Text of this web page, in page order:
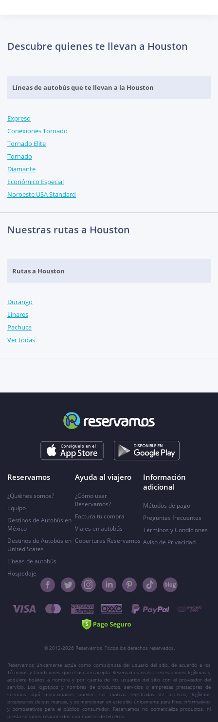
Descubre quienes te llevan a Houston
Líneas de autobús que te llevan a la Houston
Expreso
Conexiones Tornado
Tornado Elite
Tornado
Diamante
Económico Especial
Noroeste USA Standard
Nuestras rutas a Houston
Rutas a Houston
Durango
Linares
Pachuca
Ver todas
Reservamos
¿Quiénes somos?
Equipo
Destinos de Autobús en
México
Destinos de Autobús en
United States
Líneas de autobús
Hospedaje
Ayuda al viajero
¿Cómo usar
Reservamos?
Factura tu compra
Viajes en autobús
Coberturas Reservamos
Información
adicional
Métodos de pago
Preguntas frecuentes
Términos y Condiciones
Aviso de Privacidad
© 2012-2026 Reservamos. Todos los derechos reservados.
Reservamos únicamente actúa como comisionista del usuario del sitio, de acuerdo a los
Términos y Condiciones que el usuario acepta. Reservamos realiza reservaciones legítimas y
adquiere boletos a nombre y por cuenta de los usuarios del sitio con el proveedor del
servicio. Los logotipos y nombres de productos, servicios o empresas prestadoras de
servicios aquí mencionados pueden ser marcas registradas de terceros, legítimos
propietarios de sus marcas, y se mencionan en este sitio únicamente para fines informativos
y comparativos para el público consumidor. Reservamos no comercializa productos, ni
presta servicios relacionados con marcas de terceros.